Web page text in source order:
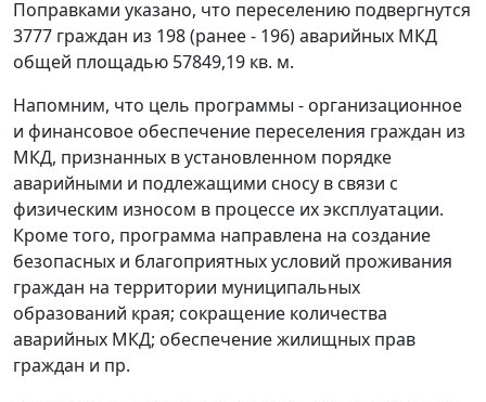
Поправками указано, что переселению подвергнутся
3777 граждан из 198 (ранее - 196) аварийных МКД
общей площадью 57849,19 кв. м.
Напомним, что цель программы - организационное
и финансовое обеспечение переселения граждан из
МКД, признанных в установленном порядке
аварийными и подлежащими сносу в связи с
физическим износом в процессе их эксплуатации.
Кроме того, программа направлена на создание
безопасных и благоприятных условий проживания
граждан на территории муниципальных
образований края; сокращение количества
аварийных МКД; обеспечение жилищных прав
граждан и пр.